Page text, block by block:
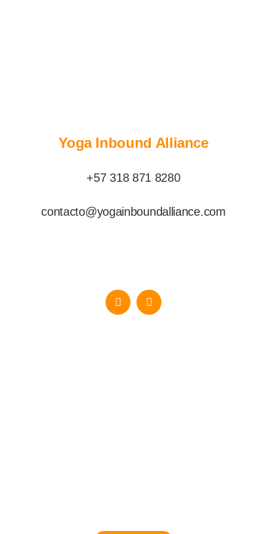
Yoga Inbound Alliance
+57 318 871 8280
contacto@yogainboundalliance.com